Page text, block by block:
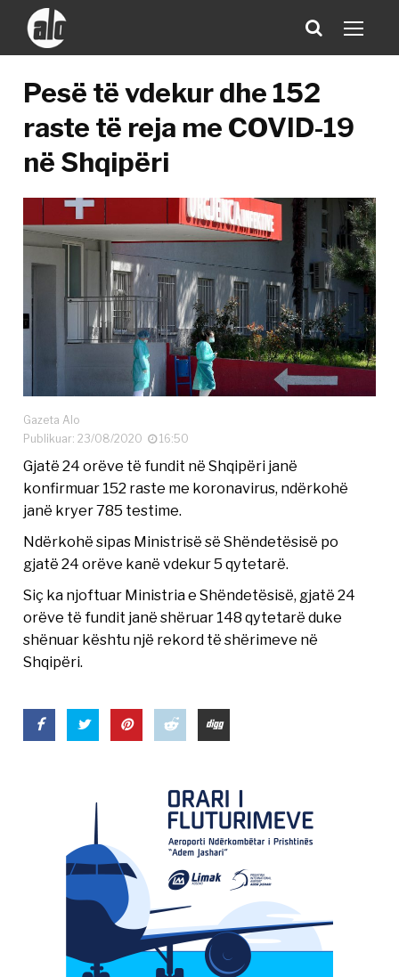
Pesë të vdekur dhe 152
raste të reja me COVID-19
në Shqipëri
Gazeta Alo
Publikuar: 23/08/2020
16:50
Gjatë 24 orëve të fundit në Shqipëri janë
konfirmuar 152 raste me koronavirus, ndërkohë
janë kryer 785 testime.
Ndërkohë sipas Ministrisë së Shëndetësisë po
gjatë 24 orëve kanë vdekur 5 qytetarë.
Siç ka njoftuar Ministria e Shëndetësisë, gjatë 24
orëve të fundit janë shëruar 148 qytetarë duke
shënuar kështu një rekord të shërimeve në
Shqipëri.